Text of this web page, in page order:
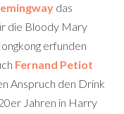
das
die Bloody Mary
erfunden
Fernand Petiot
Anspruch den Drink
Jahren in Harry